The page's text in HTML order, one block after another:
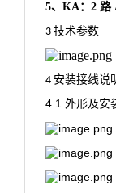
5、KA：2 路
3 技术参数
4 安装接线说
4.1 外形及安